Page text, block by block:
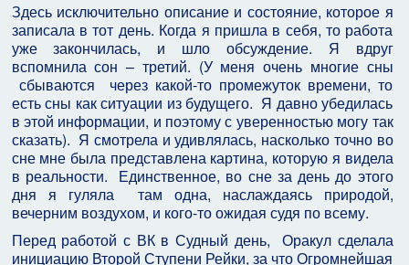
Здесь исключительно описание и состояние, которое я
записала в тот день. Когда я пришла в себя, то работа
уже закончилась, и шло обсуждение. Я вдруг
вспомнила сон – третий. (У меня очень многие сны
сбываются через какой-то промежуток времени, то
есть сны как ситуации из будущего. Я давно убедилась
в этой информации, и поэтому с уверенностью могу так
сказать). Я смотрела и удивлялась, насколько точно во
сне мне была представлена картина, которую я видела
в реальности. Единственное, во сне за день до этого
дня я гуляла там одна, наслаждаясь природой,
вечерним воздухом, и кого-то ожидая судя по всему.
Перед работой с ВК в Судный день, Оракул сделала
инициацию Второй Ступени Рейки, за что Огромнейшая